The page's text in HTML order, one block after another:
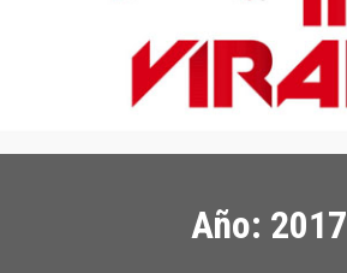
Año: 2017